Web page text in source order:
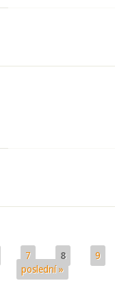
7 8
9
poslední »